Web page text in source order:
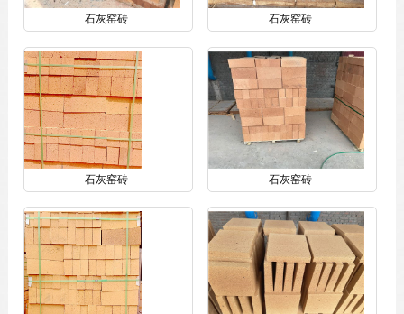
石灰窑砖 石灰窑砖
石灰窑砖 石灰窑砖